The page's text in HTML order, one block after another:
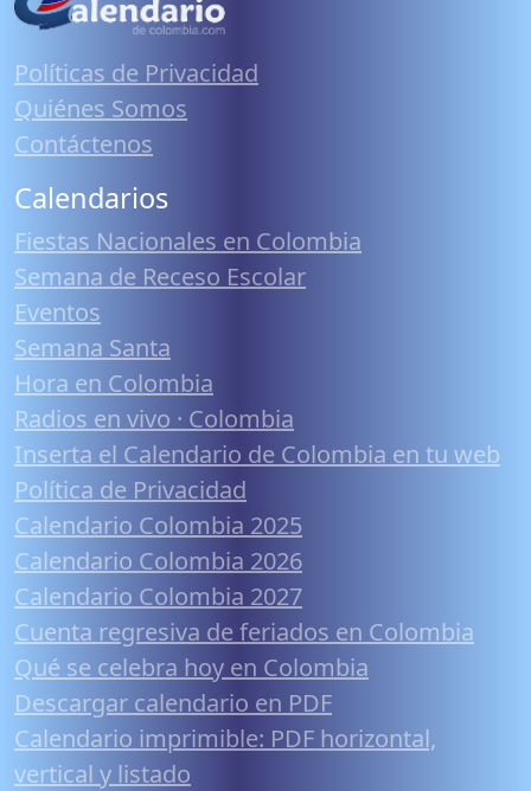
Políticas de Privacidad
Quiénes Somos
Contáctenos
Calendarios
Fiestas Nacionales en Colombia
Semana de Receso Escolar
Eventos
Semana Santa
Hora en Colombia
Radios en vivo · Colombia
Inserta el Calendario de Colombia en tu web
Política de Privacidad
Calendario Colombia 2025
Calendario Colombia 2026
Calendario Colombia 2027
Cuenta regresiva de feriados en Colombia
Qué se celebra hoy en Colombia
Descargar calendario en PDF
Calendario imprimible: PDF horizontal,
vertical y listado